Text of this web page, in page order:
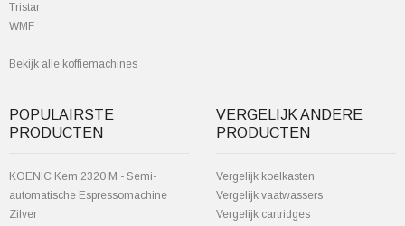
Tristar
WMF
Bekijk alle koffiemachines
POPULAIRSTE
PRODUCTEN
KOENIC Kem 2320 M - Semi-
automatische Espressomachine
Zilver
VERGELIJK ANDERE
PRODUCTEN
Vergelijk koelkasten
Vergelijk vaatwassers
Vergelijk cartridges